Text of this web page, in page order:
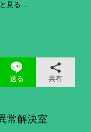
見る…
送る 共有
常解決室